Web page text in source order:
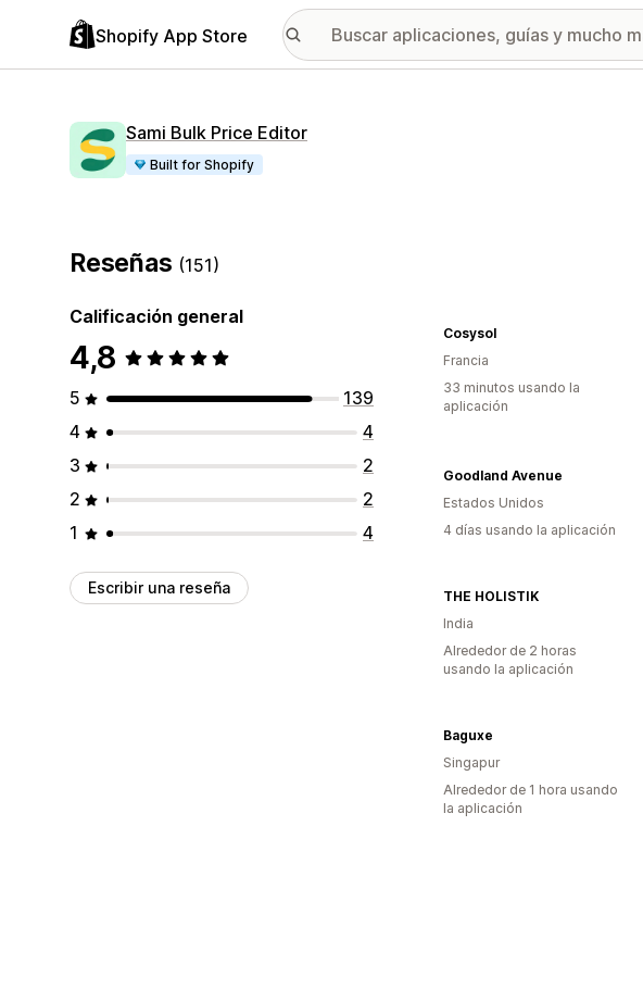
Shopify App Store
Sami Bulk Price Editor
Built for Shopify
Reseñas (151)
Calificación general
4,8
5
139
4
4
3
2
2
2
1
4
Escribir una reseña
Cosysol
Francia
33 minutos usando la
aplicación
Goodland Avenue
Estados Unidos
4 días usando la aplicación
THE HOLISTIK
India
Alrededor de 2 horas
usando la aplicación
Baguxe
Singapur
Alrededor de 1 hora usando
la aplicación